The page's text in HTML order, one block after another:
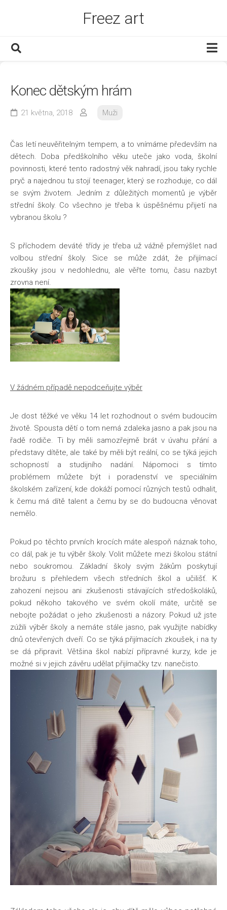
Freez art
Dům a byt
Finance
Služby
Www
Zábava
Zboží
Zdraví
Konec dětským hrám
21 května, 2018 Muži
Čas letí neuvěřitelným tempem, a to vnímáme především na
dětech. Doba předškolního věku uteče jako voda, školní
povinnosti, které tento radostný věk nahradí, jsou taky rychle
pryč a najednou tu stojí teenager, který se rozhoduje, co dál
se svým životem. Jedním z důležitých momentů je výběr
střední školy. Co všechno je třeba k úspěšnému přijetí na
vybranou školu ?
S příchodem deváté třídy je třeba už vážně přemýšlet nad
volbou střední školy. Sice se může zdát, že přijímací
zkoušky jsou v nedohlednu, ale věřte tomu, času nazbyt
zrovna není.
V žádném případě nepodceňujte výběr
Je dost těžké ve věku 14 let rozhodnout o svém budoucím
životě. Spousta dětí o tom nemá zdaleka jasno a pak jsou na
řadě rodiče. Ti by měli samozřejmě brát v úvahu přání a
představy dítěte, ale také by měli být reální, co se týká jejich
schopností a studijního nadání. Nápomoci s tímto
problémem můžete být i poradenství ve speciálním
školském zařízení, kde dokáží pomocí různých testů odhalit,
k čemu má dítě talent a čemu by se do budoucna věnovat
nemělo.
Pokud po těchto prvních krocích máte alespoň náznak toho,
co dál, pak je tu výběr školy. Volit můžete mezi školou státní
nebo soukromou. Základní školy svým žákům poskytují
brožuru s přehledem všech středních škol a učilišť. K
zahození nejsou ani zkušenosti stávajících středoškoláků,
pokud někoho takového ve svém okolí máte, určitě se
nebojte požádat o jeho zkušenosti a názory. Pokud už jste
zúžili výběr školy a nemáte stále jasno, pak využijte nabídky
dnů otevřených dveří. Co se týká přijímacích zkoušek, i na ty
se dá připravit. Většina škol nabízí přípravné kurzy, kde je
možné si v jejich závěru udělat přijímačky tzv. nanečisto.